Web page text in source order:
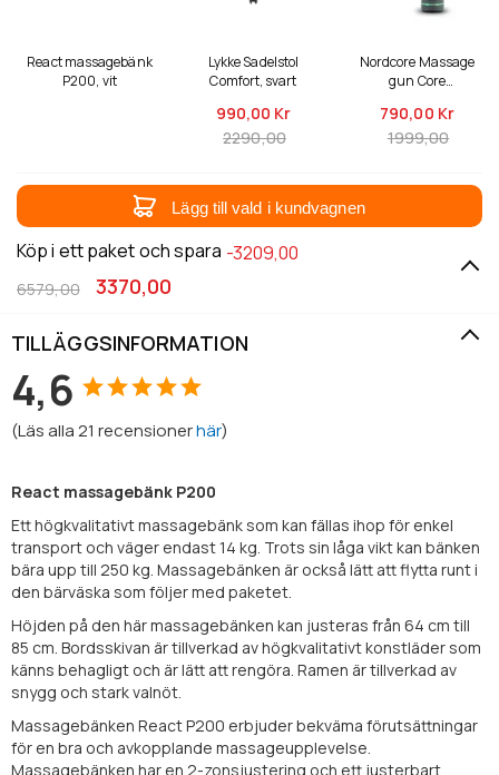
React massagebänk
P200, vit
Lykke Sadelstol
Comfort, svart
990,00 Kr
2290,00
Nordcore Massage
gun Core
790,00 Kr
1999,00
Lägg till vald i kundvagnen
Köp i ett paket och spara -3209,00
3370,00
6579,00
TILLÄGGSINFORMATION
4,6
(Läs alla21 recensionerhär)
React massagebänk P200
Ett högkvalitativt massagebänk som kan fällas ihop för enkel
transport och väger endast 14 kg. Trots sin låga vikt kan bänken
bära upp till 250 kg. Massagebänken är också lätt att flytta runt i
den bärväska som följer med paketet.
Höjden på den här massagebänken kan justeras från 64 cm till
85 cm. Bordsskivan är tillverkad av högkvalitativt konstläder som
känns behagligt och är lätt att rengöra. Ramen är tillverkad av
snygg och stark valnöt.
Massagebänken React P200 erbjuder bekväma förutsättningar
för en bra och avkopplande massageupplevelse.
Massagebänken har en 2-zonsjustering och ett justerbart